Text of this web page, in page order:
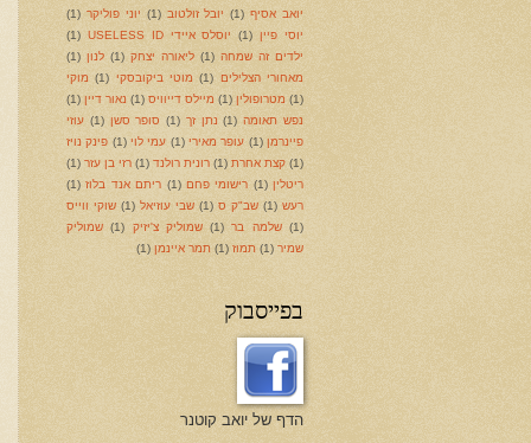
יואב אסיף (1) יובל זולטוב (1) יוני פוליקר (1)
יוסי פיין
(1) יוסלס איידי USELESS ID
(1)
ילדים זה שמחה (1) ליאורה יצחק (1) לנון (1)
מאחורי הצלילים
(1) מוטי ביקובסקי (1) מוקי
(1) מטרופולין (1) מיילס דייוויס (1) נאור דיין (1)
נפש תאומה (1) נתן זך (1) סופר סשן (1) עוזי
פיינרמן (1) עופר מאירי (1) עמי לוי (1) פינק נויז
(1) קצת אחרת (1) רונית רולנד (1) רזי בן עזר (1)
ריטלין (1) רישומי פחם (1) ריתם אנד בלוז (1)
רעש (1) שב"ק ס (1) שבי עוזיאל (1) שוקי ווייס
(1) שלמה בר (1) שמוליק צ'יזיק (1) שמוליק
שמיר (1) תמוז (1) תמר איינמן (1)
בפייסבוק
הדף של יואב קוטנר